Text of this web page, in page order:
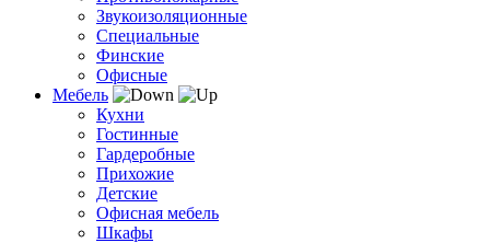
Звукоизоляционные
Специальные
Финские
Офисные
Мебель
Кухни
Гостинные
Гардеробные
Прихожие
Детские
Офисная мебель
Шкафы